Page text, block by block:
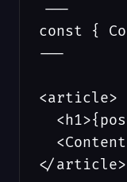
---
const {
---
<article>
</article>